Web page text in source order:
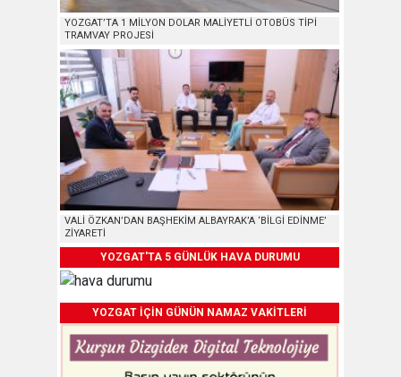
YOZGAT’TA 1 MİLYON DOLAR MALİYETLİ OTOBÜS TİPİ
TRAMVAY PROJESİ
VALİ ÖZKAN’DAN BAŞHEKİM ALBAYRAK’A ‘BİLGİ EDİNME’
ZİYARETİ
YOZGAT'TA 5 GÜNLÜK HAVA DURUMU
YOZGAT İÇİN GÜNÜN NAMAZ VAKİTLERİ